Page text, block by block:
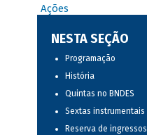
Ações
NESTA SEÇÃO
Programação
História
Quintas no BNDES
Sextas instrumentais
Reserva de ingressos